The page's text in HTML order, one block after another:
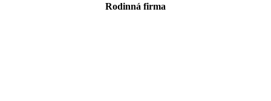
Rodinná firma